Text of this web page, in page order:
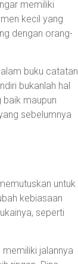
memiliki
kecil yang
dengan orang-
buku catatan
bukanlah hal
maupun
sebelumnya
untuk
kebiasaan
seperti
jalannya